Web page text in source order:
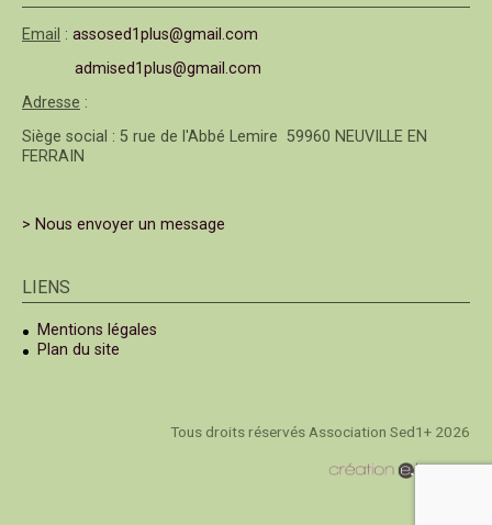
Email : assosed1plus@gmail.com
admised1plus@gmail.com
Adresse :
Siège social : 5 rue de l'Abbé Lemire 59960 NEUVILLE EN
FERRAIN
> Nous envoyer un message
LIENS
Mentions légales
Plan du site
Tous droits réservés Association Sed1+ 2026